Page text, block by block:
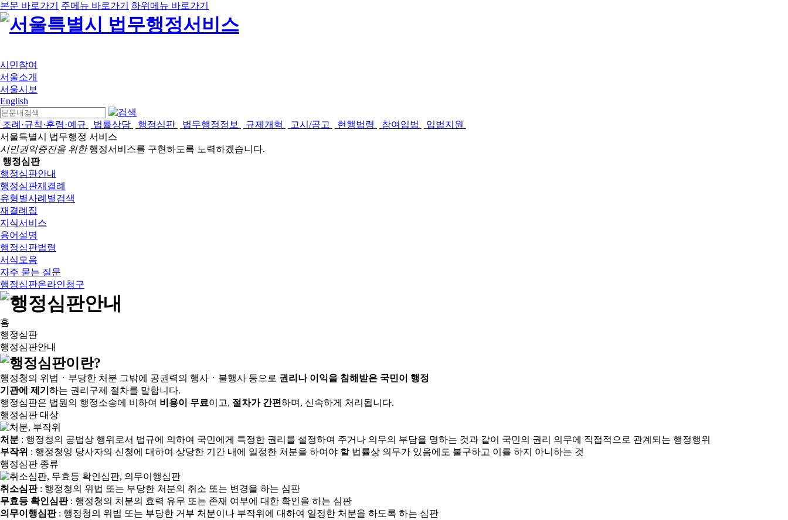
본문 바로가기 주메뉴 바로가기 하위메뉴 바로가기
시민참여
서울소개
서울시보
English
조례·규칙·훈령·예규 법률상담 행정심판 법무행정정보 규제개혁 고시/공고 현행법령 참여입법
입법지원
서울특별시 법무행정 서비스
시민권익증진을 위한행정서비스를 구현하도록 노력하겠습니다.
행정심판
행정심판안내
행정심판재결례
유형별사례별검색
재결례집
지식서비스
용어설명
행정심판법령
서식모음
자주 묻는 질문
행정심판온라인청구
홈
행정심판
행정심판안내
행정청의 위법ㆍ부당한 처분 그밖에 공권력의 행사ㆍ불행사 등으로 권리나 이익을 침해받은 국민이 행정
기관에 제기 하는 권리구제 절차를 말합니다.
행정심판은 법원의 행정소송에 비하여 비용이 무료이고, 절차가 간편하며, 신속하게 처리됩니다.
행정심판 대상
처분 : 행정청의 공법상 행위로서 법규에 의하여 국민에게 특정한 권리를 설정하여 주거나 의무의 부담을 명하는 것과 같이 국민의 권리 의무에 직접적으로 관계되는 행정행위
부작위 : 행정청잉 당사자의 신청에 대하여 상당한 기간 내에 일정한 처분을 하여야 할 법률상 의무가 있음에도 불구하고 이를 하지 아니하는 것
행정심판 종류
취소심판: 행정청의 위법 또는 부당한 처분의 취소 또는 변경을 하는 심판
무효등 확인심판: 행정청의 처분의 효력 유무 또는 존재 여부에 대한 확인을 하는 심판
의무이행심판: 행정청의 위법 또는 부당한 거부 처분이나 부작위에 대하여 일정한 처분을 하도록 하는 심판